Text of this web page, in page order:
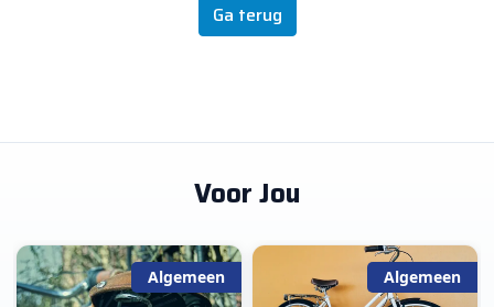
Ga terug
Voor Jou
Algemeen Algemeen